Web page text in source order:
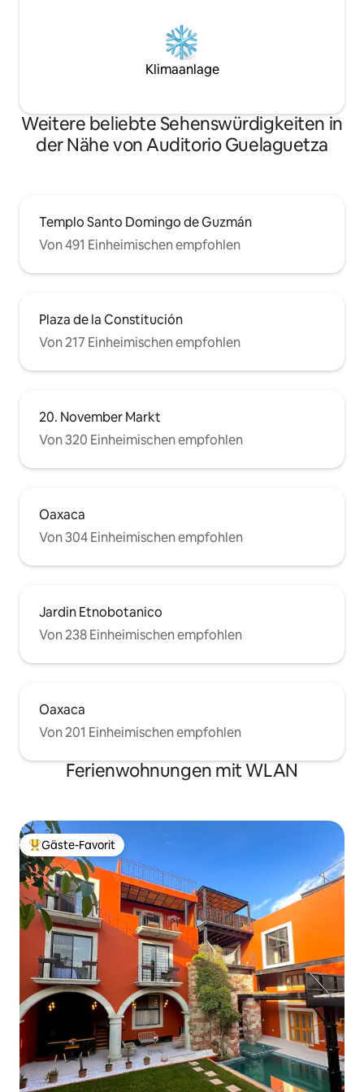
Klimaanlage
Weitere beliebte Sehenswürdigkeiten in
der Nähe von Auditorio Guelaguetza
Templo Santo Domingo de Guzmán
Von 491 Einheimischen empfohlen
Plaza de la Constitución
Von 217 Einheimischen empfohlen
20. November Markt
Von 320 Einheimischen empfohlen
Oaxaca
Von 304 Einheimischen empfohlen
Jardin Etnobotanico
Von 238 Einheimischen empfohlen
Oaxaca
Von 201 Einheimischen empfohlen
Ferienwohnungen mit WLAN
Beliebter Gäste-Favorit.
Gäste-Favorit